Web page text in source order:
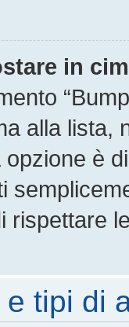
in
alla lista,
è
rispettare
tipi di